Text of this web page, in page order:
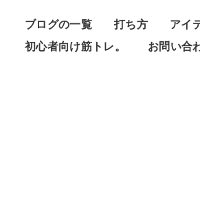
ブログの一覧 打ち方 アイ
初心者向け筋トレ。
お問い合